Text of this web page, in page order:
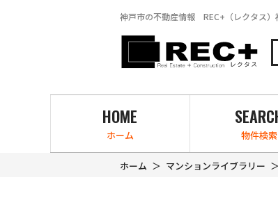
神戸市の不動産情報 REC+（レクタス）
HOME
ホーム 物件検索
ホーム マンションライブラリー